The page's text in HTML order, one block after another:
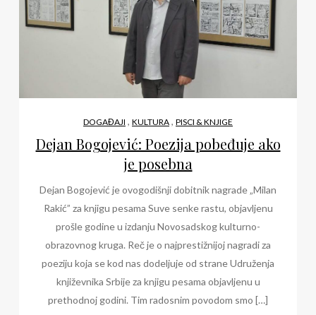
DOGAĐAJI , KULTURA , PISCI & KNJIGE
Dejan Bogojević: Poezija pobeđuje ako
je posebna
Dejan Bogojević je ovogodišnji dobitnik nagrade „Milan
Rakić” za knjigu pesama Suve senke rastu, objavljenu
prošle godine u izdanju Novosadskog kulturno-
obrazovnog kruga. Reč je o najprestižnijoj nagradi za
poeziju koja se kod nas dodeljuje od strane Udruženja
književnika Srbije za knjigu pesama objavljenu u
prethodnoj godini. Tim radosnim povodom smo […]